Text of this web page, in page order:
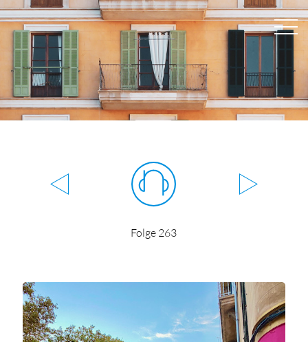
Folge 263